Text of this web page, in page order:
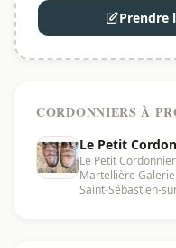
Prendre
CORDONNIERS À
Le Petit
Saint-
Le Petit
Martellière
Saint-Sébastien-